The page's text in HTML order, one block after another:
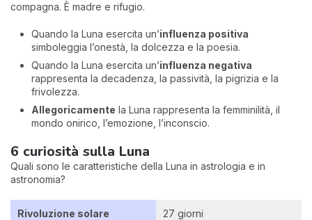
compagna. È madre e rifugio.
Quando la Luna esercita un’influenza positiva
simboleggia l’onestà, la dolcezza e la poesia.
Quando la Luna esercita un’influenza negativa
rappresenta la decadenza, la passività, la pigrizia e la
frivolezza.
Allegoricamente la Luna rappresenta la femminilità, il
mondo onirico, l’emozione, l’inconscio.
6 curiosità sulla Luna
Quali sono le caratteristiche della Luna in astrologia e in
astronomia?
Rivoluzione solare
27 giorni